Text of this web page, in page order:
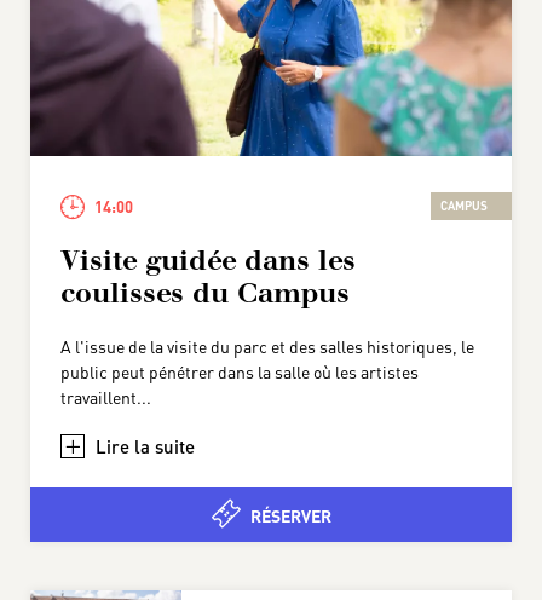
14:00 CAMPUS
Visite guidée dans les
coulisses du Campus
A l'issue de la visite du parc et des salles historiques, le
public peut pénétrer dans la salle où les artistes
travaillent...
+
RÉSERVER